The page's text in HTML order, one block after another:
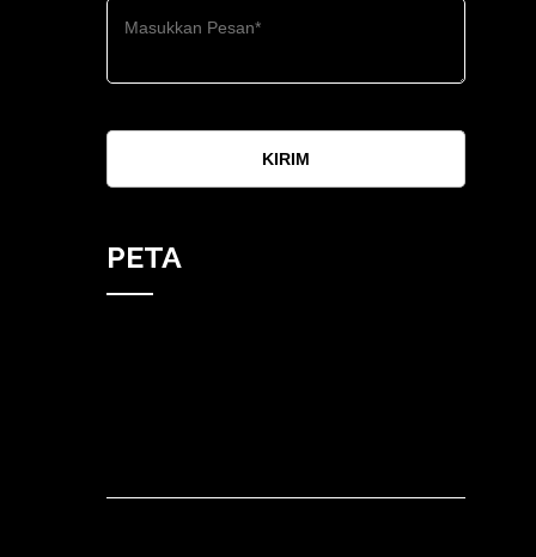
KIRIM
PETA